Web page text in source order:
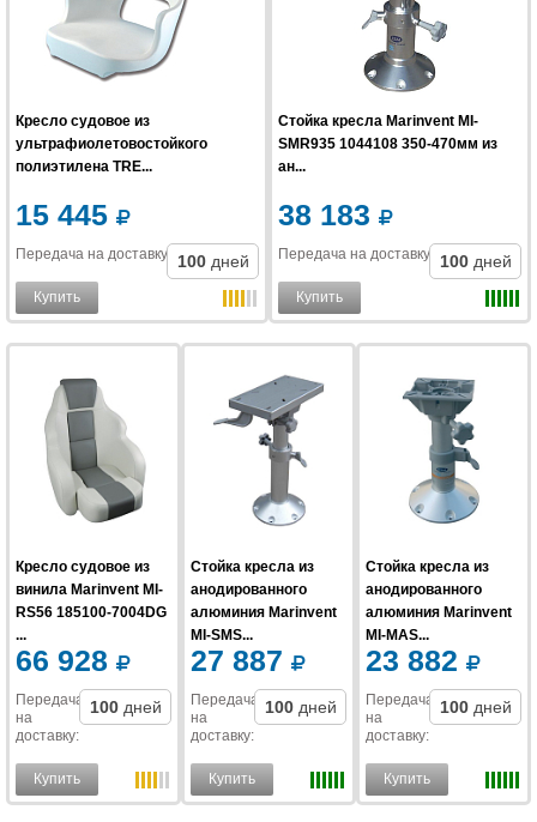
Кресло судовое из
ультрафиолетовостойкого
полиэтилена TRE...
15 445
Передача на доставку 100 дней
Купить
Стойка кресла Marinvent MI-
SMR935 1044108 350-470мм из
ан...
38 183
Передача на доставку 100 дней
Купить
Кресло судовое из
винила Marinvent MI-
RS56 185100-7004DG
...
66 928
Передача
на
доставку:
100 дней
Купить
Стойка кресла из
анодированного
алюминия Marinvent
MI-SMS...
27 887
Передача
на
доставку:
100 дней
Купить
Стойка кресла из
анодированного
алюминия Marinvent
MI-MAS...
23 882
Передача
на
доставку:
100 дней
Купить